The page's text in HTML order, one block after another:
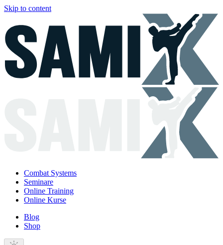
Skip to content
Combat Systems
Seminare
Online Training
Online Kurse
Blog
Shop